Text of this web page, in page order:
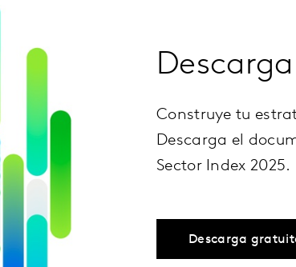
Descarga
Construye tu
Descarga el
Sector Index 2025.
Descarga